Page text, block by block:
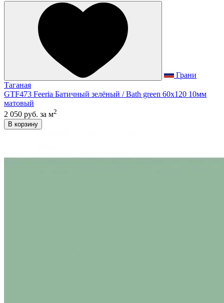
Грани
Таганая
GTF473 Feeria Батичный зелёный / Bath green 60х120 10мм
матовый
2 050 руб. за м2
В корзину